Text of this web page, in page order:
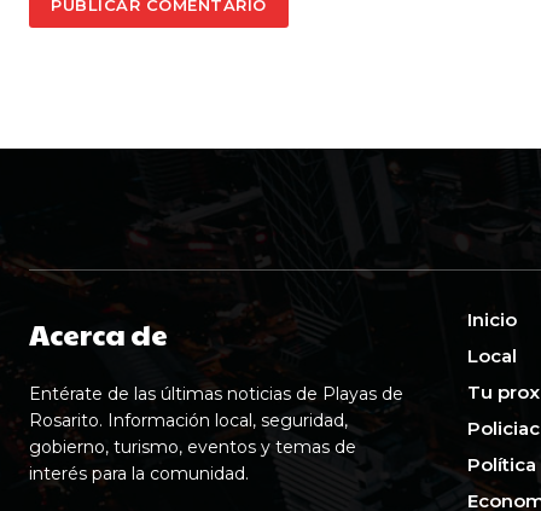
Acerca de
Entérate de las últimas noticias de Playas de
Rosarito. Información local, seguridad,
gobierno, turismo, eventos y temas de
interés para la comunidad.
Inicio
Local
Tu
Política